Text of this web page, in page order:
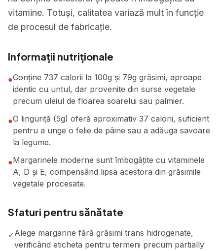
vitamine. Totuși, calitatea variază mult în funcție
de procesul de fabricație.
Informații nutriționale
●Conține 737 calorii la 100g și 79g grăsimi, aproape
identic cu untul, dar provenite din surse vegetale
precum uleiul de floarea soarelui sau palmier.
●O linguriță (5g) oferă aproximativ 37 calorii, suficient
pentru a unge o felie de pâine sau a adăuga savoare
la legume.
●Margarinele moderne sunt îmbogățite cu vitaminele
A, D și E, compensând lipsa acestora din grăsimile
vegetale procesate.
Sfaturi pentru sănătate
✓Alege margarine fără grăsimi trans hidrogenate,
verificând eticheta pentru termeni precum partially